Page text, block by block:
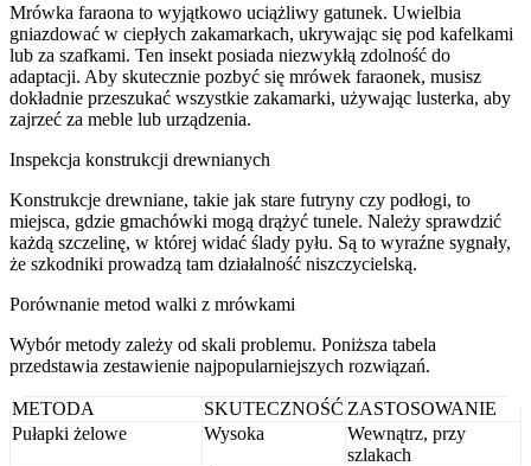
Mrówka faraona to wyjątkowo uciążliwy gatunek. Uwielbia
gniazdować w ciepłych zakamarkach, ukrywając się pod kafelkami
lub za szafkami. Ten insekt posiada niezwykłą zdolność do
adaptacji. Aby skutecznie pozbyć się mrówek faraonek, musisz
dokładnie przeszukać wszystkie zakamarki, używając lusterka, aby
zajrzeć za meble lub urządzenia.
Inspekcja konstrukcji drewnianych
Konstrukcje drewniane, takie jak stare futryny czy podłogi, to
miejsca, gdzie gmachówki mogą drążyć tunele. Należy sprawdzić
każdą szczelinę, w której widać ślady pyłu. Są to wyraźne sygnały,
że szkodniki prowadzą tam działalność niszczycielską.
Porównanie metod walki z mrówkami
Wybór metody zależy od skali problemu. Poniższa tabela
przedstawia zestawienie najpopularniejszych rozwiązań.
METODA SKUTECZNOŚĆ ZASTOSOWANIE
Pułapki żelowe
Wysoka
Wewnątrz, przy
szlakach